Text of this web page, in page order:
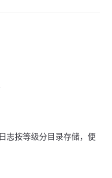
志按等级分目录存储，便